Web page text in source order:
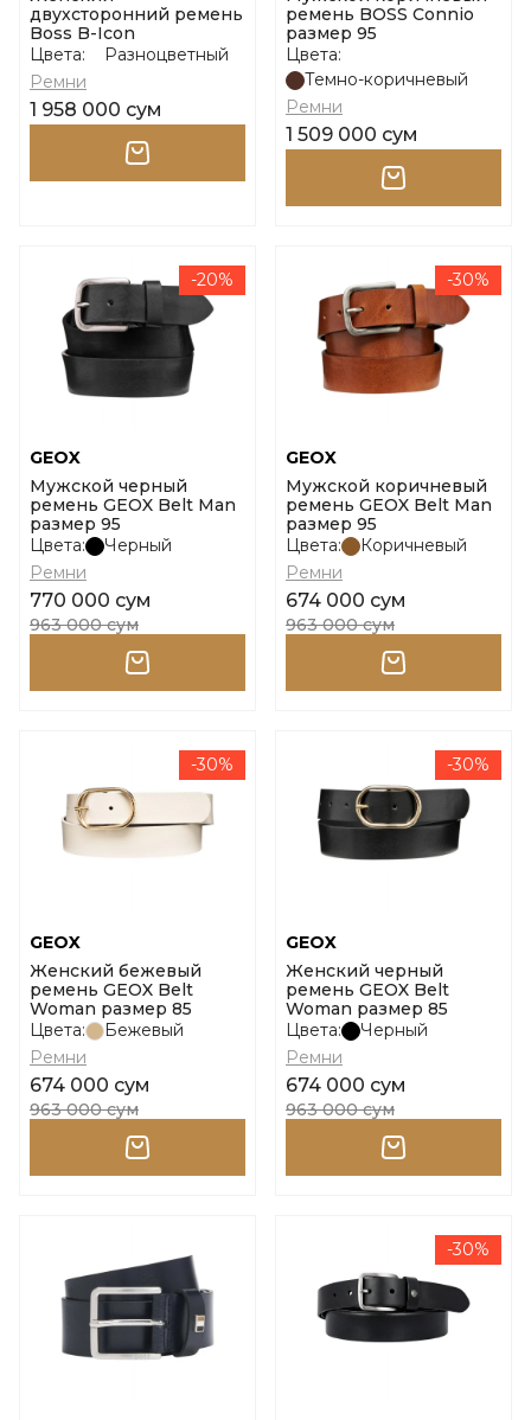
двухсторонний ремень
Boss B-Icon
Цвета:
Разноцветный
Ремни
1 958 000 сум
ремень BOSS Connio
размер 95
Цвета:
Темно-коричневый
Ремни
1 509 000 сум
-20%
GEOX
Мужской черный
ремень GEOX Belt Man
размер 95
Цвета:
Черный
Ремни
770 000 сум
963 000 сум
-30%
GEOX
Мужской коричневый
ремень GEOX Belt Man
размер 95
Цвета:
Коричневый
Ремни
674 000 сум
963 000 сум
-30%
GEOX
Женский бежевый
ремень GEOX Belt
Woman размер 85
Цвета:
Бежевый
Ремни
674 000 сум
963 000 сум
-30%
GEOX
Женский черный
ремень GEOX Belt
Woman размер 85
Цвета:
Черный
Ремни
674 000 сум
963 000 сум
-30%